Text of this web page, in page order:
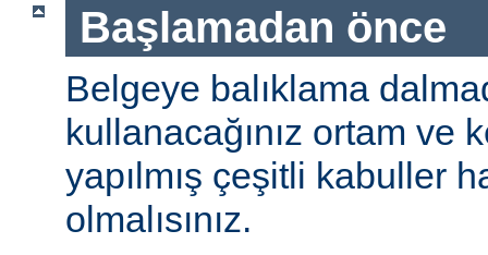
Başlamadan önce
Belgeye balıklama
kullanacağınız ortam ve
yapılmış çeşitli kabuller
olmalısınız.